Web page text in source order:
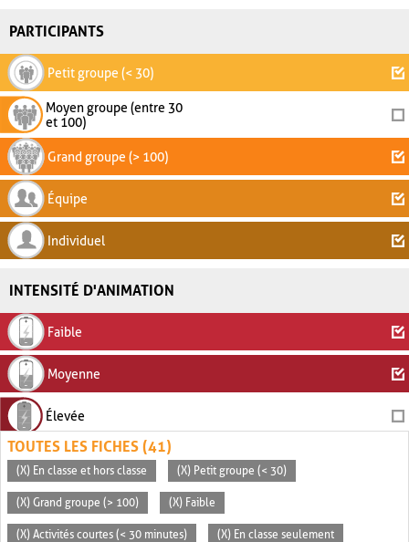
PARTICIPANTS
Petit groupe (< 30)
Moyen groupe (entre 30
et 100)
Grand groupe (> 100)
Équipe
Individuel
INTENSITÉ D'ANIMATION
Faible
Moyenne
Élevée
TOUTES LES FICHES (41)
(X) En classe et hors classe (X) Petit groupe (< 30)
(X) Grand groupe (> 100) (X) Faible
(X) Activités courtes (< 30 minutes) (X) En classe seulement